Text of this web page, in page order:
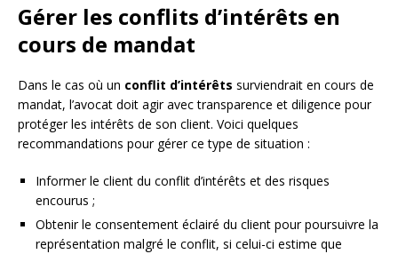
Gérer les conflits d’intérêts en
cours de mandat
Dans le cas où un conflit d’intérêts surviendrait en cours de
mandat, l’avocat doit agir avec transparence et diligence pour
protéger les intérêts de son client. Voici quelques
recommandations pour gérer ce type de situation :
Informer le client du conflit d’intérêts et des risques
encourus ;
Obtenir le consentement éclairé du client pour poursuivre la
représentation malgré le conflit, si celui-ci estime que